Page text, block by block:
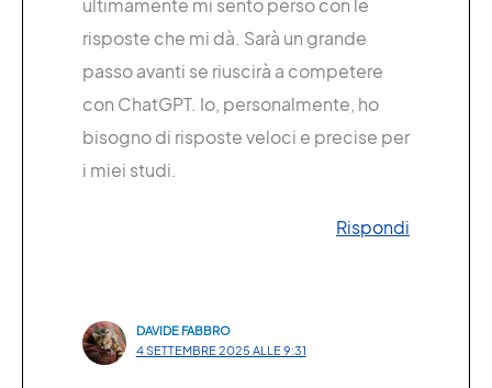
ultimamente mi sento perso con le
risposte che mi dà. Sarà un grande
passo avanti se riuscirà a competere
con ChatGPT. Io, personalmente, ho
bisogno di risposte veloci e precise per
i miei studi.
Rispondi
DAVIDE FABBRO
4 SETTEMBRE 2025 ALLE 9:31